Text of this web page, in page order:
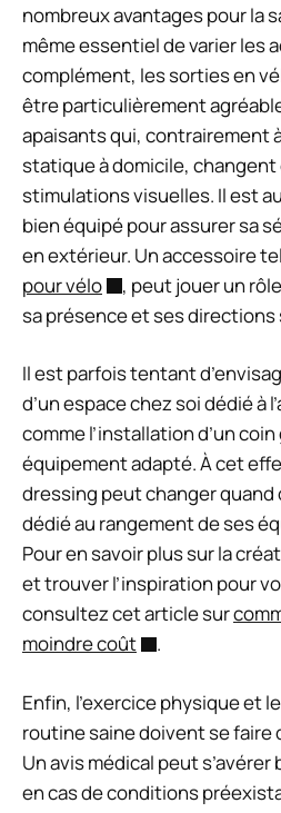
nombreux avantages pour la
même essentiel de varier les
complément, les sorties en
être particulièrement
apaisants qui, contrairement
statique à domicile,
stimulations visuelles. Il est
bien équipé pour assurer sa
en extérieur. Un accessoire
pour vélo
, peut jouer un
sa présence et ses directions
Il est parfois tentant
d’un espace chez soi dédié à
comme l’installation d’un
équipement adapté. À cet
dressing peut changer quand
dédié au rangement de ses
Pour en savoir plus sur la
et trouver l’inspiration pour
consultez cet article sur
moindre coût
.
Enfin, l’exercice physique et
routine saine doivent se faire
Un avis médical peut
en cas de conditions